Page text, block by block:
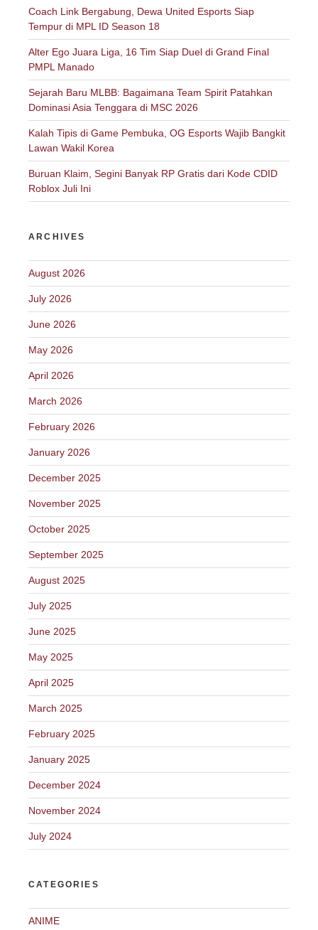
Coach Link Bergabung, Dewa United Esports Siap
Tempur di MPL ID Season 18
Alter Ego Juara Liga, 16 Tim Siap Duel di Grand Final
PMPL Manado
Sejarah Baru MLBB: Bagaimana Team Spirit Patahkan
Dominasi Asia Tenggara di MSC 2026
Kalah Tipis di Game Pembuka, OG Esports Wajib Bangkit
Lawan Wakil Korea
Buruan Klaim, Segini Banyak RP Gratis dari Kode CDID
Roblox Juli Ini
ARCHIVES
August 2026
July 2026
June 2026
May 2026
April 2026
March 2026
February 2026
January 2026
December 2025
November 2025
October 2025
September 2025
August 2025
July 2025
June 2025
May 2025
April 2025
March 2025
February 2025
January 2025
December 2024
November 2024
July 2024
CATEGORIES
ANIME